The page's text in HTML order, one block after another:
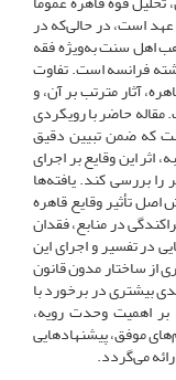
عهد است، در حالی‌که در
اهل سنت به‌ویژه فقه
فرانسه است. تفاوت
آثار مترتب بر آن، و
مقاله حاضر با رویکردی
که ضمن تبیین دقیق
اثر این وقایع بر اجرای
بررسی کند. یافته‌ها
تأثیر وقایع قاهره
در منابع، فقدان
در تفسیر و اجرای این
از ساختار مدون قانون
بیشتری در برخورد با
بر اهمیت وحدت رویه،
موفق، پیشنهادهایی
می‌گردد.